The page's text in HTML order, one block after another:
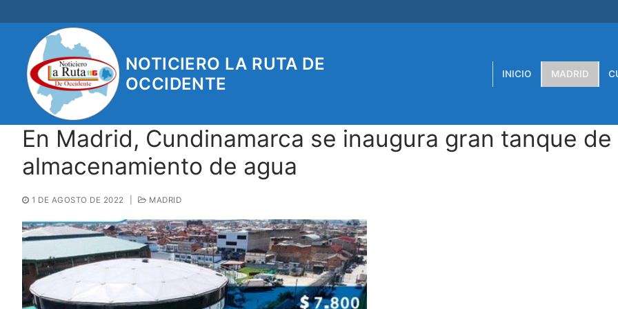
al
contenido
NOTICIERO LA RUTA DE
OCCIDENTE
INICIO MADRID
En Madrid, Cundinamarca se inaugura gran tanque de
almacenamiento de agua
1 DE AGOSTO DE 2022 MADRID